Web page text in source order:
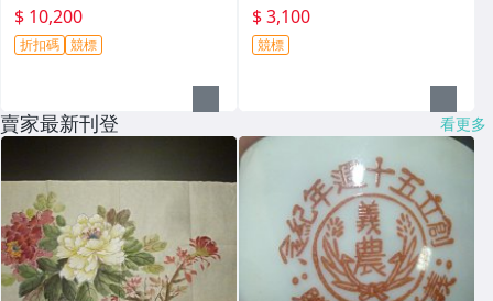
$ 10,200
折扣碼 競標
$ 3,100
競標
賣家最新刊登 看更多